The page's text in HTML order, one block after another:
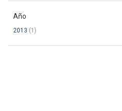
Año
2013 (1)